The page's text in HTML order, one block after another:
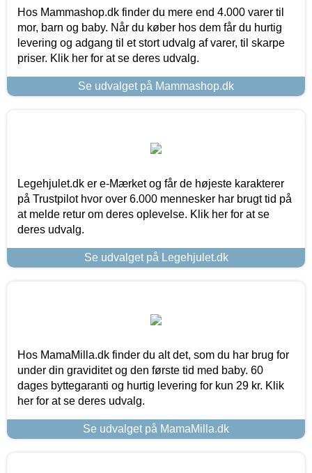
Hos Mammashop.dk finder du mere end 4.000 varer til
mor, barn og baby. Når du køber hos dem får du hurtig
levering og adgang til et stort udvalg af varer, til skarpe
priser. Klik her for at se deres udvalg.
Se udvalget på Mammashop.dk
Legehjulet.dk er e-Mærket og får de højeste karakterer
på Trustpilot hvor over 6.000 mennesker har brugt tid på
at melde retur om deres oplevelse. Klik her for at se
deres udvalg.
Se udvalget på Legehjulet.dk
Hos MamaMilla.dk finder du alt det, som du har brug for
under din graviditet og den første tid med baby. 60
dages byttegaranti og hurtig levering for kun 29 kr. Klik
her for at se deres udvalg.
Se udvalget på MamaMilla.dk